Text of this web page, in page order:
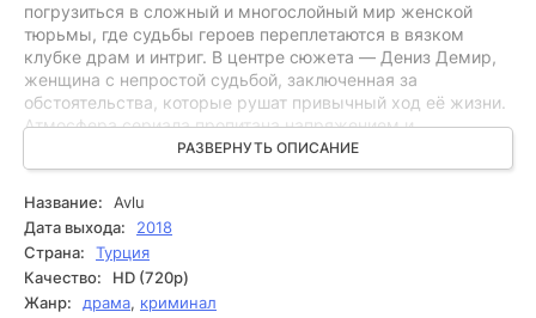
погрузиться в сложный и многослойный мир женской
тюрьмы, где судьбы героев переплетаются в вязком
клубке драм и интриг. В центре сюжета — Дениз Демир,
женщина с непростой судьбой, заключенная за
обстоятельства, которые рушат привычный ход её жизни.
Атмосфера сериала пропитана напряжением и
эмоциональной глубиной, что позволяет зрителю ощутить
себя на месте героев и сопереживать их борьбе за
справедливость и выживание. Интрига строится на
где каждый шаг может стать решающим. "Дворик"
открывает перед зрителями суровый, но захватывающий
мир, в котором герои пытаются сохранить человечность и
надежду.
РАЗВЕРНУТЬ ОПИСАНИЕ
Название:
Avlu
Дата выхода:
2018
Страна:
Турция
Качество:
HD (720p)
Жанр:
драма, криминал